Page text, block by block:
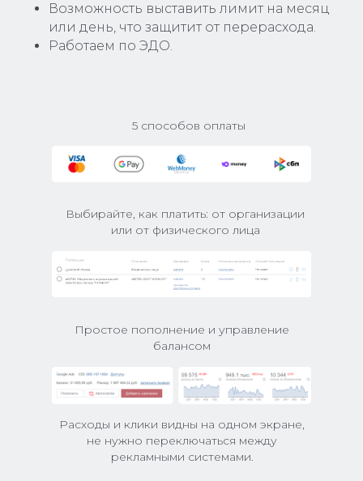
Возможность выставить лимит на месяц
или день, что защитит от перерасхода.
Работаем по ЭДО.
5 способов оплаты
Выбирайте, как платить: от организации
или от физического лица
Расходы и клики видны на одном экране,
не нужно переключаться между
рекламными системами.
Простое пополнение и управление
балансом